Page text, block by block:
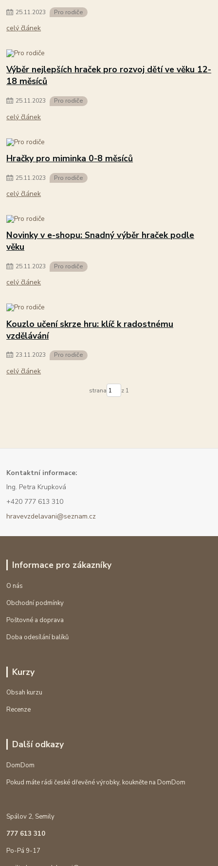
25.11.2023 Pro rodiče
celý článek
Výběr nejlepších hraček pro rozvoj dětí ve věku 12-
18 měsíců
25.11.2023 Pro rodiče
celý článek
Hračky pro miminka 0-8 měsíců
25.11.2023 Pro rodiče
celý článek
Novinky v e-shopu: Snadný výběr hraček podle
věku
25.11.2023 Pro rodiče
celý článek
Kouzlo učení skrze hru: klíč k radostnému
vzdělávání
23.11.2023 Pro rodiče
celý článek
strana z 1
Kontaktní informace:
Ing. Petra Krupková
+420 777 613 310
hravevzdelavani@seznam.cz
Informace pro zákazníky
O nás
Obchodní podmínky
Poštovné a doprava
Doba odesílání balíků
Kurzy
Obsah kurzu
Recenze
Další odkazy
DomDom
Pokud máte rádi české dřevěné výrobky, koukněte na DomDom
Spálov 2, Semily
777 613 310
Po-Pá 9-17